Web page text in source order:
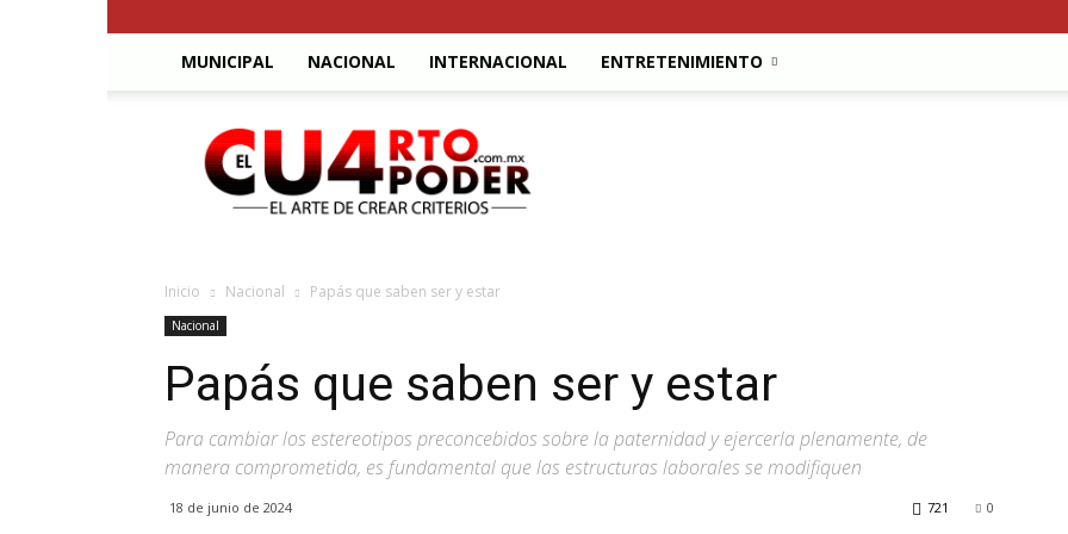
MUNICIPAL NACIONAL INTERNACIONAL ENTRETENIMIENTO
El
Cuarto
Poder
Inicio Nacional Papás que saben ser y estar
Nacional
Papás que saben ser y estar
Para cambiar los estereotipos preconcebidos sobre la paternidad y ejercerla plenamente, de
manera comprometida, es fundamental que las estructuras laborales se modifiquen
18 de junio de 2024 0
721